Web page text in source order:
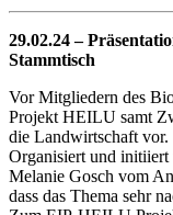
29.02.24 –
Stammtisch
Vor Mitgliedern des
Projekt HEILU samt
die Landwirtschaft vor.
Organisiert und
Melanie Gosch vom
dass das Thema sehr